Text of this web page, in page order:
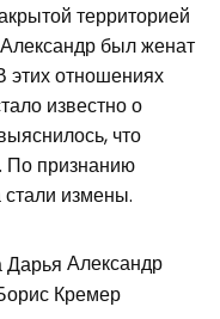
территорией
был женат
этих отношениях
известно о
что
По признанию
измены.
Александр
Кремер